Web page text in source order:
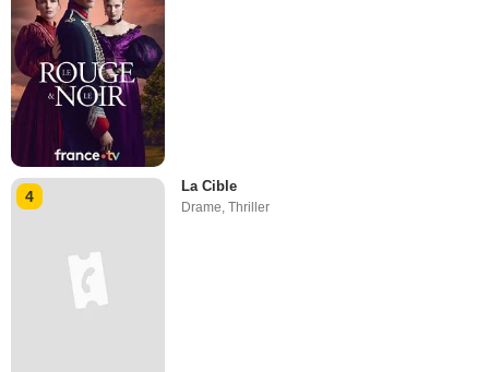
4
La Cible
Drame ,Thriller